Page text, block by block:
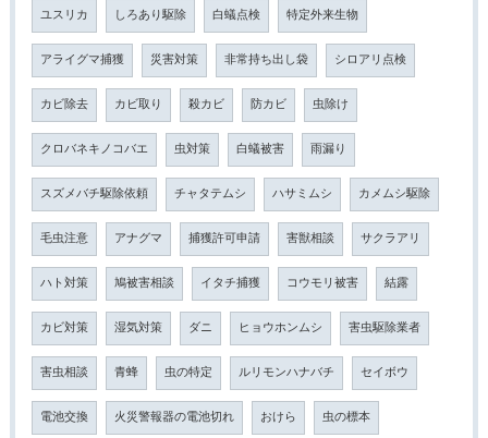
ユスリカ しろあり駆除 白蟻点検 特定外来生物
アライグマ捕獲 災害対策 非常持ち出し袋 シロアリ点検
カビ除去 カビ取り 殺カビ 防カビ 虫除け
クロバネキノコバエ 虫対策 白蟻被害 雨漏り
スズメバチ駆除依頼 チャタテムシ ハサミムシ カメムシ駆除
毛虫注意 アナグマ 捕獲許可申請 害獣相談 サクラアリ
ハト対策 鳩被害相談 イタチ捕獲 コウモリ被害 結露
カビ対策 湿気対策 ダニ ヒョウホンムシ 害虫駆除業者
害虫相談 青蜂 虫の特定 ルリモンハナバチ セイボウ
電池交換 火災警報器の電池切れ おけら 虫の標本